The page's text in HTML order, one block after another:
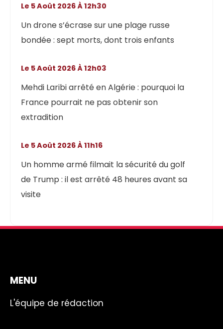
Un drone s’écrase sur une plage russe
bondée : sept morts, dont trois enfants
Le 5 Août 2026 À 12h30
Mehdi Laribi arrêté en Algérie : pourquoi la
France pourrait ne pas obtenir son
extradition
Le 5 Août 2026 À 12h03
Un homme armé filmait la sécurité du golf
de Trump : il est arrêté 48 heures avant sa
visite
Le 5 Août 2026 À 11h16
MENU
L'équipe de rédaction